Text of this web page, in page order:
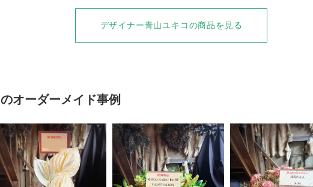
デザイナー青山ユキコの商品を見る
のオーダーメイド事例